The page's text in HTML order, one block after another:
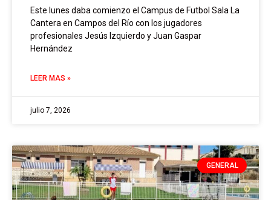
Este lunes daba comienzo el Campus de Futbol Sala La
Cantera en Campos del Río con los jugadores
profesionales Jesús Izquierdo y Juan Gaspar
Hernández
LEER MAS »
julio 7, 2026
GENERAL